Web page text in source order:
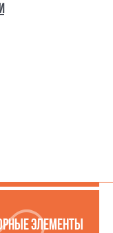
ЭЛЕМЕНТЫ